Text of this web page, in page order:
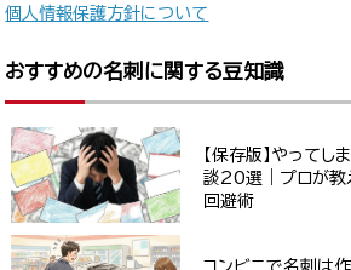
個人情報保護方針について
おすすめの名刺に関する豆知識
【保存版】やって
談20選｜プロが教
回避術
コンビニで名刺は